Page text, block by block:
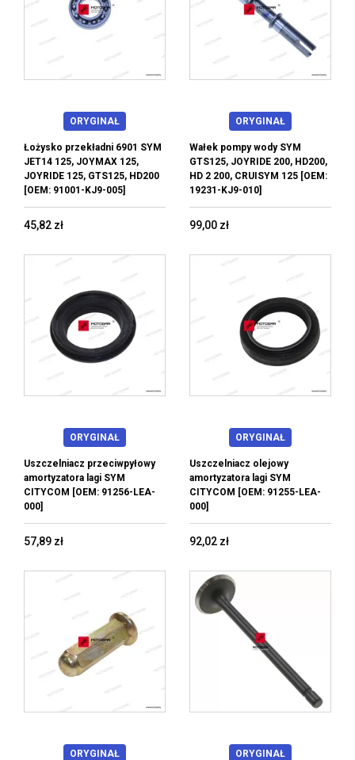
ORYGINAŁ
Łożysko przekładni 6901 SYM
JET14 125, JOYMAX 125,
JOYRIDE 125, GTS125, HD200
[OEM: 91001-KJ9-005]
45,82 zł
ORYGINAŁ
Wałek pompy wody SYM
GTS125, JOYRIDE 200, HD200,
HD 2 200, CRUISYM 125 [OEM:
19231-KJ9-010]
99,00 zł
ORYGINAŁ
Uszczelniacz przeciwpyłowy
amortyzatora lagi SYM
CITYCOM [OEM: 91256-LEA-
000]
57,89 zł
ORYGINAŁ
Uszczelniacz olejowy
amortyzatora lagi SYM
CITYCOM [OEM: 91255-LEA-
000]
92,02 zł
ORYGINAŁ ORYGINAŁ